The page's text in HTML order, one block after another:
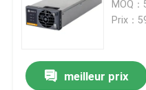
MOQ
Prix：
meilleur prix